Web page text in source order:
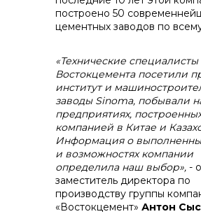
Контакты
+7 (423) 234 50 50
построено 50
цементных заводов по
«Технические специалисты
Востокцемента посетили
институт и
заводы Sinoma, побывали
предприятиях,
компанией в Китае и
Информация о
и возможностях компании
определила наш выбор», -
заместитель директора по
производству группы
«Востокцемент» Антон